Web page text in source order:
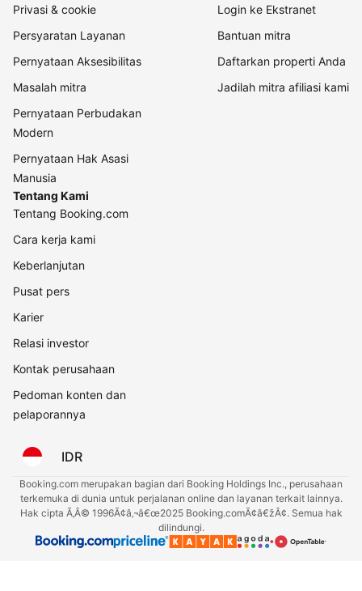
Privasi & cookie
Persyaratan Layanan
Pernyataan Aksesibilitas
Masalah mitra
Pernyataan Perbudakan
Modern
Pernyataan Hak Asasi
Manusia
Login ke Ekstranet
Bantuan mitra
Daftarkan properti Anda
Jadilah mitra afiliasi kami
Tentang Kami
Tentang Booking.com
Cara kerja kami
Keberlanjutan
Pusat pers
Karier
Relasi investor
Kontak perusahaan
Pedoman konten dan
pelaporannya
IDR
Booking.com merupakan bagian dari Booking Holdings Inc., perusahaan
terkemuka di dunia untuk perjalanan online dan layanan terkait lainnya.
Hak cipta Ã‚Â© 1996Ã¢â‚¬â€œ2025 Booking.comÃ¢â€žÂ¢. Semua hak
dilindungi.